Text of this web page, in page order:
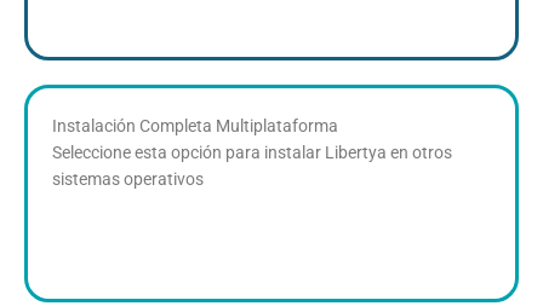
Instalación Completa Multiplataforma
Seleccione esta opción para instalar Libertya en otros
sistemas operativos